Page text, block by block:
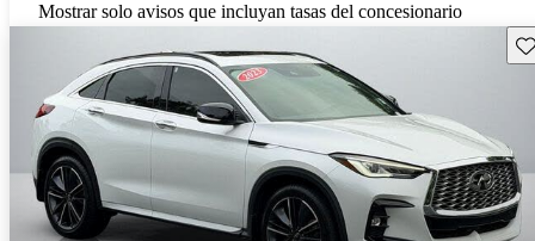
Mostrar solo avisos que incluyan tasas del concesionario